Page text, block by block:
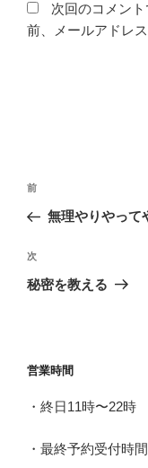
次回のコメン
前、メールアドレ
投
ナ
ビ
ゲ
ン
前
の
稿
前
無理やりやって
次
の
次
秘密を教える
営業時間
・終日11時〜22時
・最終予約受付時